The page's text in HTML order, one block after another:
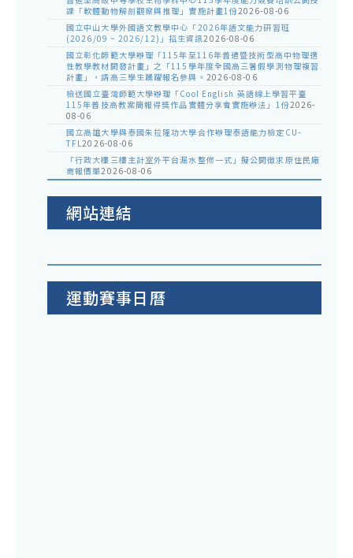
課「軟體動物解剖觀察與推理」實施計畫1份2026-08-06
國立中山大學外國語文教學中心「2026年語文能力研習班
(2026/09 ~ 2026/12)」招生資訊2026-08-06
國立彰化師範大學辦理「115年至116年普通暨技術型高中物理適
性教學教材開發計畫」之「115學年度全國高三暑假學測物理複習
計畫」，請高三學生踴躍報名參與。 2026-08-06
檢送國立臺灣師範大學辦理「Cool English 英語線上學習平臺
115年普技高教案簡報得獎作品實體分享會實施辦法」1份2026-
08-06
國立高雄大學與泰國朱拉隆功大學合作辦理泰語能力檢定CU-
TFL2026-08-06
「行政大樓三樓主計室外平台漏水整修一式」擬公開徵求原住民廠
商報價單2026-08-06
網站連結
運動賽事日曆